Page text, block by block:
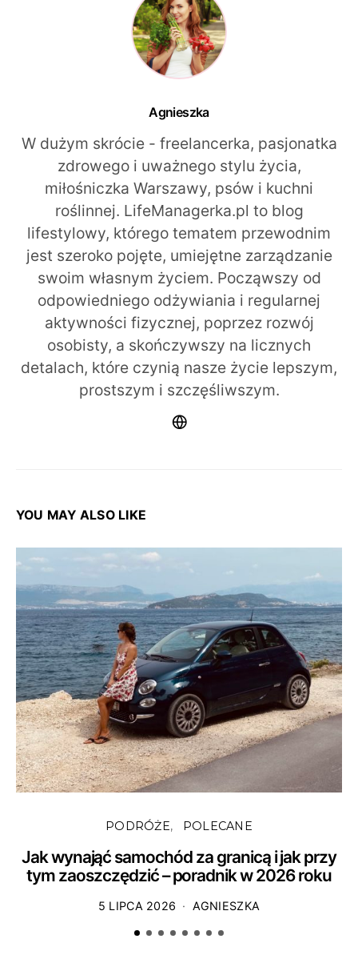
Agnieszka
W dużym skrócie - freelancerka, pasjonatka
zdrowego i uważnego stylu życia,
miłośniczka Warszawy, psów i kuchni
roślinnej. LifeManagerka.pl to blog
lifestylowy, którego tematem przewodnim
jest szeroko pojęte, umiejętne zarządzanie
swoim własnym życiem. Począwszy od
odpowiedniego odżywiania i regularnej
aktywności fizycznej, poprzez rozwój
osobisty, a skończywszy na licznych
detalach, które czynią nasze życie lepszym,
prostszym i szczęśliwszym.
YOU MAY ALSO LIKE
PODRÓŻE POLECANE
Jak wynająć samochód za granicą i jak przy
tym zaoszczędzić – poradnik w 2026 roku
5 LIPCA 2026 AGNIESZKA